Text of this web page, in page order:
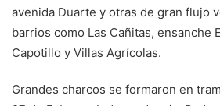
avenida Duarte y otras de gran flujo
barrios como Las Cañitas, ensanche
Capotillo y Villas Agrícolas.
Grandes charcos se formaron en